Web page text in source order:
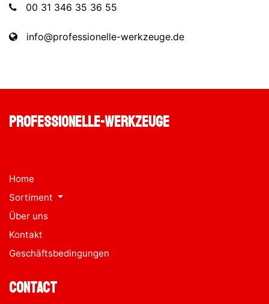
00 31 346 35 36 55
info@professionelle-werkzeuge.de
professionelle-werkzeuge
Home
Sortiment
Über uns
Kontakt
Geschäftsbedingungen
Contact